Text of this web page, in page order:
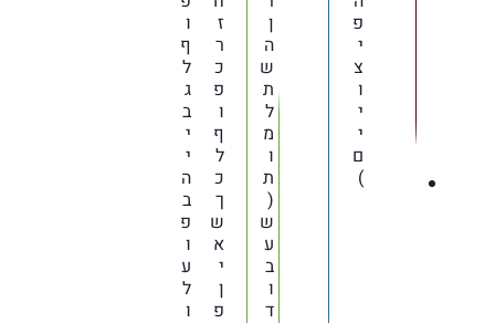
פ
י
צ
ו
י
י
ם
)
ן
ה
ש
ת
ל
מ
ו
ת
(
ש
ע
ב
ו
ד
ז
ר
כ
פ
ו
ף
ל
כ
ך
ש
א
י
ן
פ
ו
ף
ל
ג
ב
י
י
ה
ב
פ
ו
ע
ל
ו